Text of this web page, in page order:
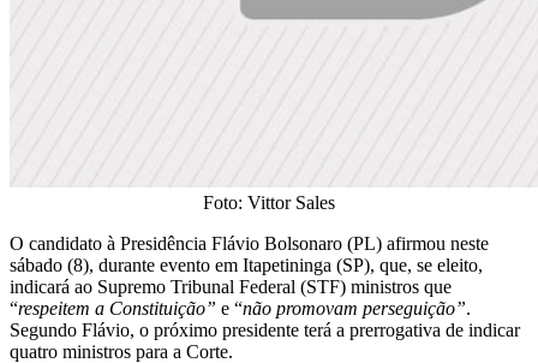
Foto: Vittor Sales
O candidato à Presidência Flávio Bolsonaro (PL) afirmou neste
sábado (8), durante evento em Itapetininga (SP), que, se eleito,
indicará ao Supremo Tribunal Federal (STF) ministros que
“respeitem a Constituição” e “não promovam perseguição”.
Segundo Flávio, o próximo presidente terá a prerrogativa de indicar
quatro ministros para a Corte.